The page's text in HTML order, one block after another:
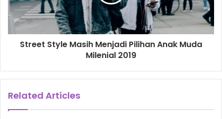
Street Style Masih Menjadi Pilihan Anak Muda
Milenial 2019
Related Articles